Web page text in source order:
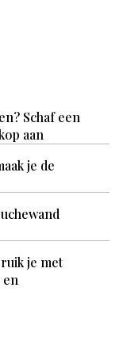
Schaf een
aan
je de
je met
en